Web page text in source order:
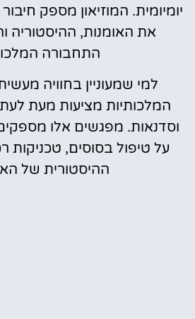
יומיומית. המוזיאון מספק
את האומנות, ההיסטוריה
התחבורה
למי שמעוניין בחוויה
המלכותיות מציעות מעת לעת
וסדנאות. מפגשים אלו
על טיפול בסוסים, טכניקות
ההיסטורית של